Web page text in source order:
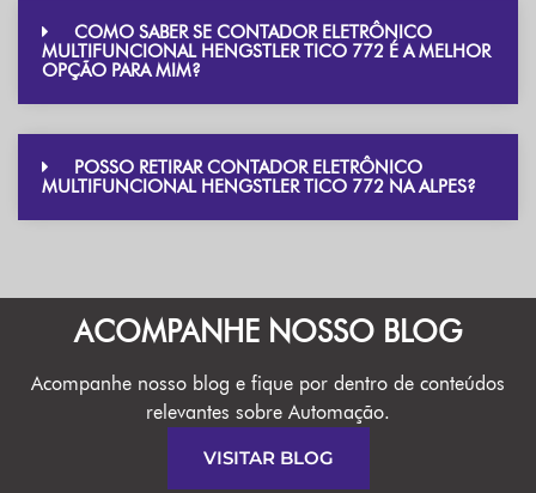
COMO SABER SE CONTADOR ELETRÔNICO
MULTIFUNCIONAL HENGSTLER TICO 772 É A MELHOR
OPÇÃO PARA MIM?
POSSO RETIRAR CONTADOR ELETRÔNICO
MULTIFUNCIONAL HENGSTLER TICO 772 NA ALPES?
ACOMPANHE NOSSO BLOG
Acompanhe nosso blog e fique por dentro de conteúdos
relevantes sobre Automação.
VISITAR BLOG